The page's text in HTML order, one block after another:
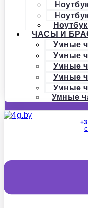
ЧАСЫ И
Умные
Умные
Умные
Умные
Умные
Умные